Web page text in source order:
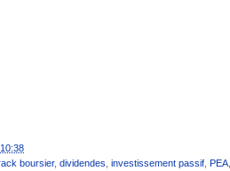
10:38
boursier, dividendes investissement passif PEA